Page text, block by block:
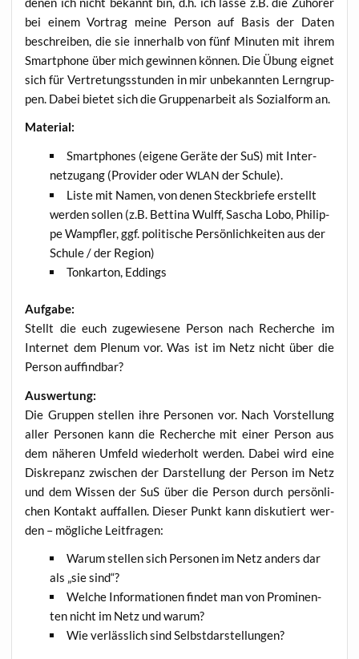
bei einem Vor­trag mei­ne Per­son auf Basis der Daten
beschrei­ben, die sie inner­halb von fünf Minu­ten mit ihrem
Smart­phone über mich gewin­nen kön­nen. Die Übung eig­net
sich für Ver­tre­tungs­stun­den in mir unbe­kann­ten Lern­grup­
pen. Dabei bie­tet sich die Grup­pen­ar­beit als Sozi­al­form an.
Mate­ri­al:
Smart­phones (eige­ne Gerä­te der SuS) mit Inter­
net­zu­gang (Pro­vi­der oderWLAN der Schule).
Lis­te mit Namen, von denen Steck­brie­fe erstellt
wer­den sol­len (z.B. Bet­ti­na Wulff, Sascha Lobo, Phil­ip­
pe Wampf­ler, ggf. poli­ti­sche Per­sön­lich­kei­ten aus der
Schu­le / der Region)
Ton­kar­ton, Eddings
Auf­ga­be:
Stellt die euch zuge­wie­se­ne Per­son nach Recher­che im
Inter­net dem Ple­num vor. Was ist im Netz nicht über die
Per­son auffindbar?
Aus­wer­tung:
Die Grup­pen stel­len ihre Per­so­nen vor. Nach Vor­stel­lung
aller Per­so­nen kann die Recher­che mit einer Per­son aus
dem nähe­ren Umfeld wie­der­holt wer­den. Dabei wird eine
Dis­kre­panz zwi­schen der Dar­stel­lung der Per­son im Netz
und dem Wis­sen der SuS über die Per­son durch per­sön­li­
chen Kon­takt auf­fal­len. Die­ser Punkt kann dis­ku­tiert wer­
den – mög­li­che Leitfragen:
War­um stel­len sich Per­so­nen im Netz anders dar
als „sie sind“?
Wel­che Infor­ma­tio­nen fin­det man von Pro­mi­nen­
ten nicht im Netz und warum?
Wie ver­läss­lich sind Selbstdarstellungen?